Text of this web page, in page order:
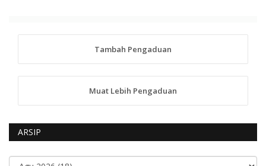
Tambah Pengaduan
Muat Lebih Pengaduan
ARSIP